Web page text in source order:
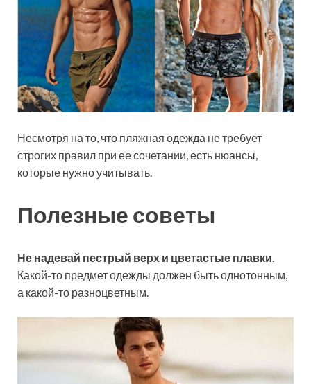
Несмотря на то, что пляжная одежда не требует
строгих правил при ее сочетании, есть нюансы,
которые нужно учитывать.
Полезные советы
Не надевай пестрый верх и цветастые плавки.
Какой-то предмет одежды должен быть однотонным,
а какой-то разноцветным.